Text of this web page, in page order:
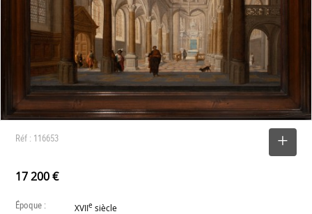
Réf : 116653
17 200 €
Époque : XVIIe siècle